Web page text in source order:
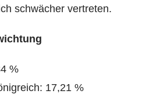
schwächer vertreten.
%
17,21 %